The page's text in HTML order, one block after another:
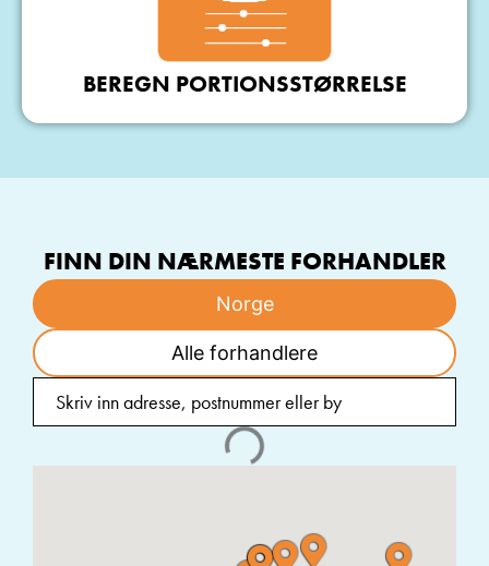
BEREGN PORTIONSSTØRRELSE
FINN DIN NÆRMESTE FORHANDLER
Norge
Alle forhandlere